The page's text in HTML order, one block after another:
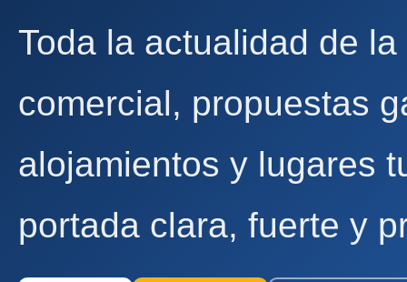
Toda la actualidad de
comercial, propuestas
alojamientos y lugares
portada clara, fuerte y